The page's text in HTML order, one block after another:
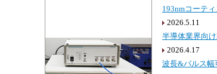
193nmコーテ
2026.5.11
半導体業界向
2026.4.17
波長&パルス幅